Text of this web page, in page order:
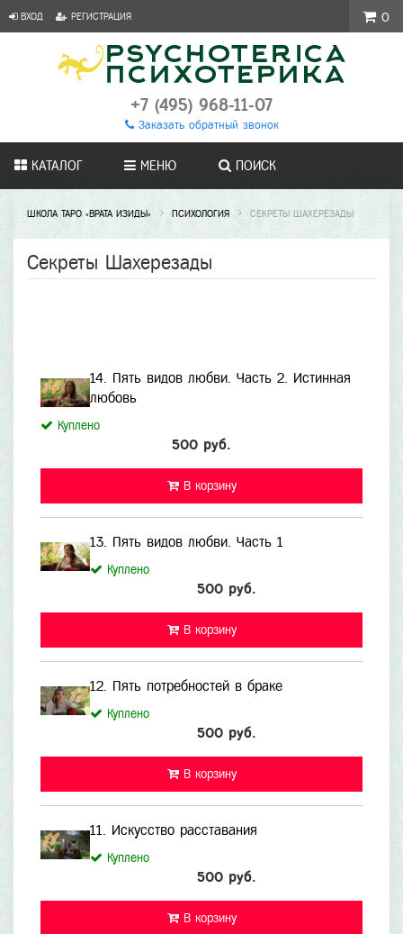
ВХОД РЕГИСТРАЦИЯ
+7 (495) 968-11-07
Заказать обратный звонок
КАТАЛОГ МЕНЮ ПОИСК
ШКОЛА ТАРО «ВРАТА ИЗИДЫ» ПСИХОЛОГИЯ СЕКРЕТЫ ШАХЕРЕЗАДЫ
Секреты Шахерезады
14. Пять видов любви. Часть 2. Истинная
любовь
Куплено
500 руб.
В корзину
13. Пять видов любви. Часть 1
Куплено
500 руб.
В корзину
12. Пять потребностей в браке
Куплено
500 руб.
В корзину
11. Искусство расставания
Куплено
500 руб.
В корзину
0